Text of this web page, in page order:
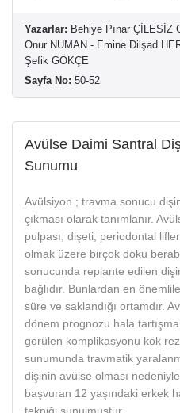
Yazarlar: Behiye Pınar ÇİLESİZ
Onur NUMAN - Emine Dilşad
Şefik GÖKÇE
Sayfa No: 50-52
Avülse Daimi Santral
Sunumu
Avülsiyon ; travma sonucu
çıkması olarak tanımlanır.
pulpası, dişeti, periodontal
olmak üzere birçok doku
sonucunda replante edilen
bağlıdır. Bunlardan en
süre ve saklandığı ortamdır.
dönem prognozu hala
görülen komplikasyonu kök
sunumunda travmatik
dişinin avülse olması
başvuran 12 yaşındaki erkek
tekniği sunulmuştur.